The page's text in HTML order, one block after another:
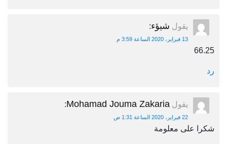
يقول شيؤء:
13 فبراير، 2020 الساعة 3:59 م
66.25
رد
يقول Mohamad Jouma Zakaria
:
22 فبراير، 2020 الساعة 1:31 ص
شكرا على معلومة